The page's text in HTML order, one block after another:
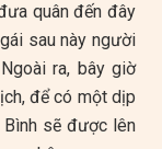
quân đến đây
sau này người
ra, bây giờ
để có một dịp
sẽ được lên